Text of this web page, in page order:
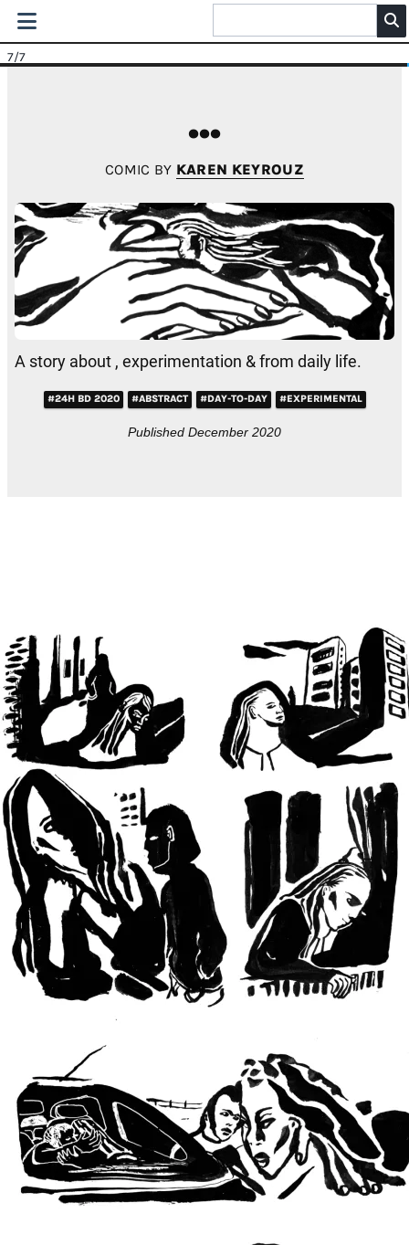
7/7
...
COMIC BY KAREN KEYROUZ
A story about , experimentation & from daily life.
#24H BD 2020 #ABSTRACT #DAY-TO-DAY #EXPERIMENTAL
Published December 2020